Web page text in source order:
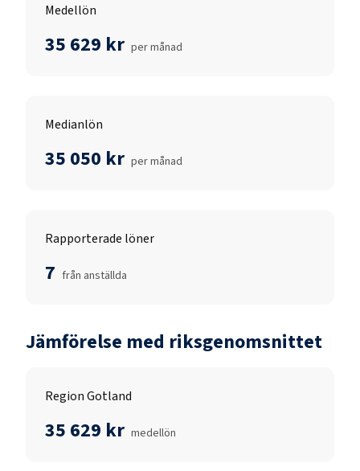
Medellön
35 629 kr per månad
Medianlön
35 050 kr per månad
Rapporterade löner
7 från anställda
Jämförelse med riksgenomsnittet
Region Gotland
35 629 kr medellön